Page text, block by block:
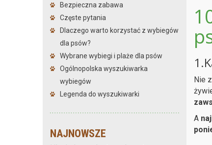
Bezpieczna zabawa
Częste pytania
Dlaczego warto korzystać z wybiegów
dla psów?
Wybrane wybiegi i plaże dla psów
Ogólnopolska wyszukiwarka
wybiegów
Legenda do wyszukiwarki
NAJNOWSZE
Nie
A